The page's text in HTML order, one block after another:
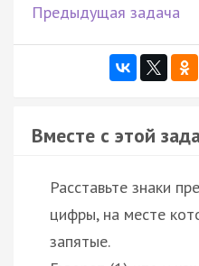
Предыдущая задача
Вместе с этой
Расставьте знаки
цифры, на месте
запятые.